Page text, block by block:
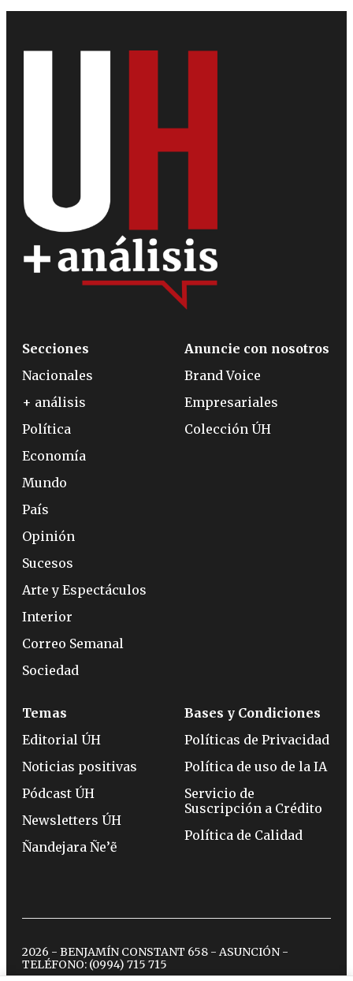
Secciones
Nacionales
+ análisis
Política
Economía
Mundo
País
Opinión
Sucesos
Arte y Espectáculos
Interior
Correo Semanal
Sociedad
Anuncie con nosotros
Brand Voice
Empresariales
Colección ÚH
Temas
Editorial ÚH
Noticias positivas
Pódcast ÚH
Newsletters ÚH
Ñandejara Ñe’ẽ
Bases y Condiciones
Políticas de Privacidad
Política de uso de la IA
Servicio de
Suscripción a Crédito
Política de Calidad
2026 - BENJAMÍN CONSTANT 658 - ASUNCIÓN -
TELÉFONO: (0994) 715 715